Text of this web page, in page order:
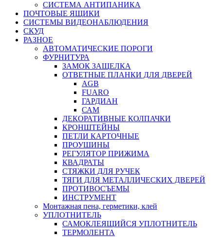
СИСТЕМА АНТИПАНИКА
ПОЧТОВЫЕ ЯЩИКИ
СИСТЕМЫ ВИДЕОНАБЛЮДЕНИЯ
СКУД
РАЗНОЕ
АВТОМАТИЧЕСКИЕ ПОРОГИ
ФУРНИТУРА
ЗАМОК ЗАЩЕЛКА
ОТВЕТНЫЕ ПЛАНКИ ДЛЯ ДВЕРЕЙ
AGB
FUARO
ГАРДИАН
САМ
ДЕКОРАТИВНЫЕ КОЛПАЧКИ
КРОНШТЕЙНЫ
ПЕТЛИ КАРТОЧНЫЕ
ПРОУШИНЫ
РЕГУЛЯТОР ПРИЖИМА
КВАДРАТЫ
СТЯЖКИ ДЛЯ РУЧЕК
ТЯГИ ДЛЯ МЕТАЛЛИЧЕСКИХ ДВЕРЕЙ
ПРОТИВОСЪЕМЫ
ИНСТРУМЕНТ
Монтажная пена, герметики, клей
УПЛОТНИТЕЛЬ
САМОКЛЕЯЩИЙСЯ УПЛОТНИТЕЛЬ
ТЕРМОЛЕНТА